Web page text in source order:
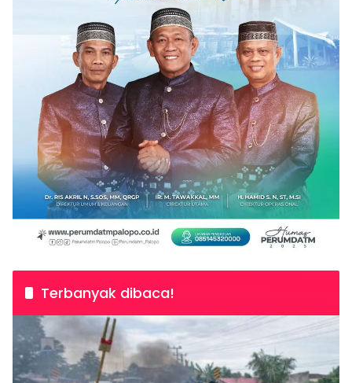
Terbanyak dibaca!